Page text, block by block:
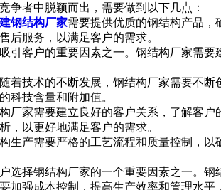
争者中脱颖而出，需要做到以下几点：
钢结构厂家需要提供优质的钢结构产品，
后服务，以满足客户的需求。
客户的重要因素之一。钢结构厂家需要
技术的不断发展，钢结构厂家需要不断
科技含量和附加值。
家需要建立良好的客户关系，了解客户
，以更好地满足客户的需求。
产需要严格的工艺流程和质量控制，以
择钢结构厂家的一个重要因素之一。钢
加强成本控制，提高生产效率和管理水平